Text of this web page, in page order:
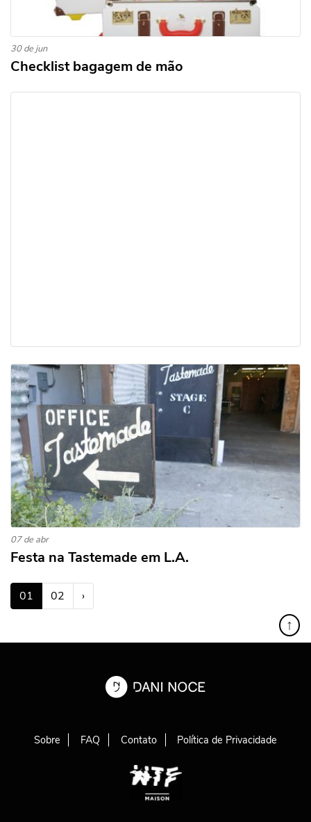
30 de jun
Checklist bagagem de mão
07 de abr
Festa na Tastemade em L.A.
01 (atual)
02 ›
↑
Sobre FAQ Contato Política de Privacidade